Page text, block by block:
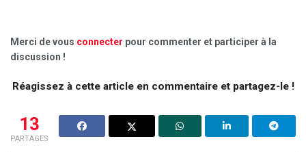
Merci de vous connecter pour commenter et participer à la
discussion !
Réagissez à cette article en commentaire et partagez-le !
13
PARTAGES